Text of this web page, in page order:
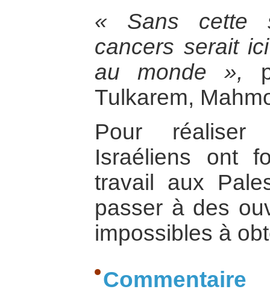
« Sans cette
cancers serait
au monde »,
Tulkarem,
Pour
Israéliens ont
travail aux
passer à des
impossibles à
Commentaire